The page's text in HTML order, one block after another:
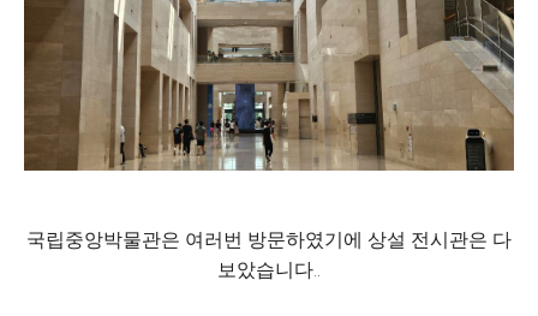
국립중앙박물관은 여러번 방문하였기에 상설 전시관은 다
보았습니다..